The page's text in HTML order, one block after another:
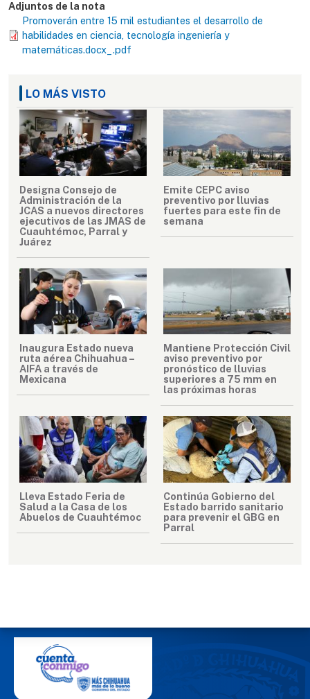
Adjuntos de la nota
Promoverán entre 15 mil estudiantes el desarrollo de
habilidades en ciencia, tecnología ingeniería y
matemáticas.docx_.pdf
LO MÁS VISTO
Designa Consejo de
Administración de la
JCAS a nuevos directores
ejecutivos de las JMAS de
Cuauhtémoc, Parral y
Juárez
Emite CEPC aviso
preventivo por lluvias
fuertes para este fin de
semana
Inaugura Estado nueva
ruta aérea Chihuahua –
AIFA a través de
Mexicana
Mantiene Protección Civil
aviso preventivo por
pronóstico de lluvias
superiores a 75 mm en
las próximas horas
Lleva Estado Feria de
Salud a la Casa de los
Abuelos de Cuauhtémoc
Continúa Gobierno del
Estado barrido sanitario
para prevenir el GBG en
Parral